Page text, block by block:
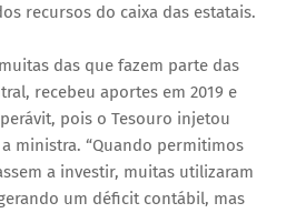
recursos do caixa das estatais.
das que fazem parte das
recebeu aportes em 2019 e
pois o Tesouro injetou
ministra. “Quando permitimos
a investir, muitas utilizaram
um déficit contábil, mas